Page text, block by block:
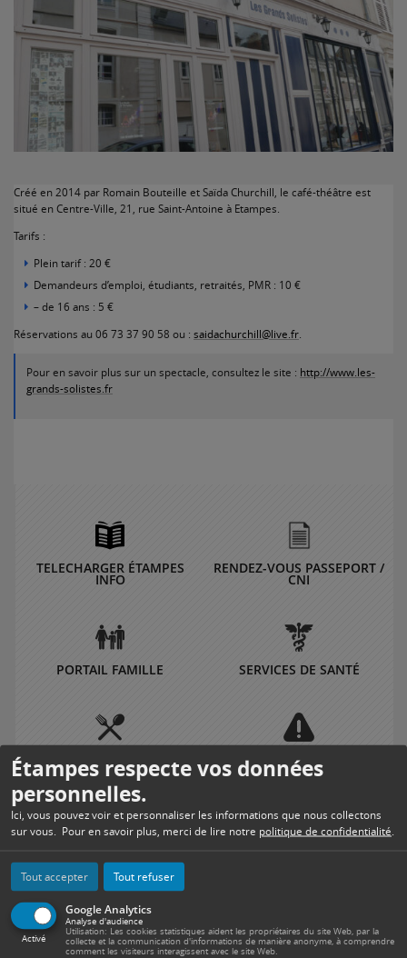
Étampes respecte vos données
personnelles.
Ici, vous pouvez voir et personnaliser les informations que nous collectons
sur vous. Pour en savoir plus, merci de lire notre politique de confidentialité
Tout accepter Tout refuser
Google Analytics
Activé
Analyse d'audience
Utilisation: Les cookies statistiques aident les propriétaires du site Web, par la
collecte et la communication d'informations de manière anonyme, à comprendre
comment les visiteurs interagissent avec le site Web.
Créé en 2014 par Romain Bouteille et Saïda Churchill, le café-théâtre est
situé en Centre-Ville, 21, rue Saint-Antoine à Etampes.
Tarifs :
Plein tarif : 20 €
Demandeurs d’emploi, étudiants, retraités, PMR : 10 €
– de 16 ans : 5 €
Réservations au 06 73 37 90 58 ou : saidachurchill@live.fr.
Pour en savoir plus sur un spectacle, consultez le site : http://www.les-
grands-solistes.fr
TELECHARGER ÉTAMPES
INFO
RENDEZ-VOUS PASSEPORT /
CNI
PORTAIL FAMILLE SERVICES DE SANTÉ
TRAVAUX